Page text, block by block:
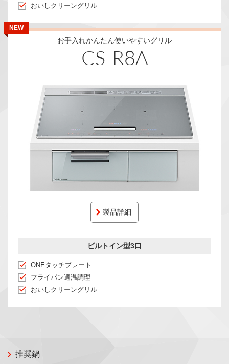
おいしクリーングリル
NEW
お手入れかんたん使いやすいグリル
CS-R8A
製品詳細
ビルトイン型3口
ONEタッチプレート
フライパン適温調理
おいしクリーングリル
推奨鍋